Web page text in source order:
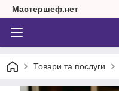
Мастершеф.нет
Товари та послуги